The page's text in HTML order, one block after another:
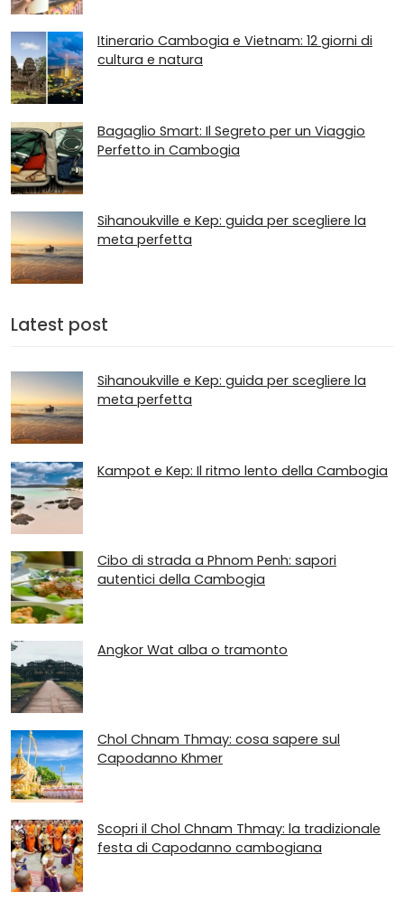
Itinerario Cambogia e Vietnam: 12 giorni di
cultura e natura
Bagaglio Smart: Il Segreto per un Viaggio
Perfetto in Cambogia
Sihanoukville e Kep: guida per scegliere la
meta perfetta
Latest post
Sihanoukville e Kep: guida per scegliere la
meta perfetta
Kampot e Kep: Il ritmo lento della Cambogia
Cibo di strada a Phnom Penh: sapori
autentici della Cambogia
Angkor Wat alba o tramonto
Chol Chnam Thmay: cosa sapere sul
Capodanno Khmer
Scopri il Chol Chnam Thmay: la tradizionale
festa di Capodanno cambogiana